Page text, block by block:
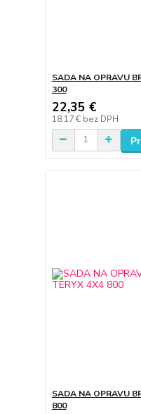
SADA NA OPRAVU
300
22,35 €
18,17 € bez DPH
SADA NA OPRAVU
800